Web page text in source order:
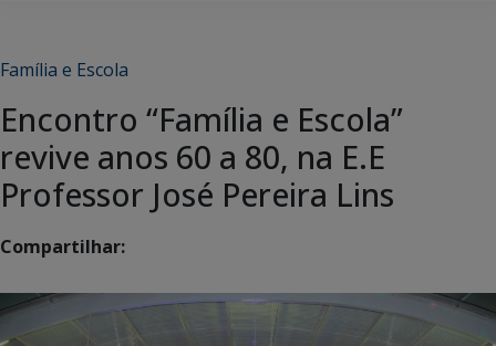
Família e Escola
Encontro “Família e Escola”
revive anos 60 a 80, na E.E
Professor José Pereira Lins
Compartilhar: